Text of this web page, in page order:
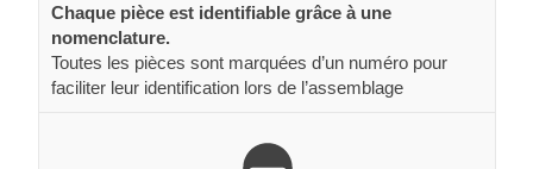
Chaque pièce est identifiable grâce à une
nomenclature.
Toutes les pièces sont marquées d’un numéro pour
faciliter leur identification lors de l’assemblage